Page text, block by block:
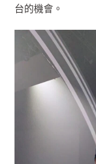
台的機會。